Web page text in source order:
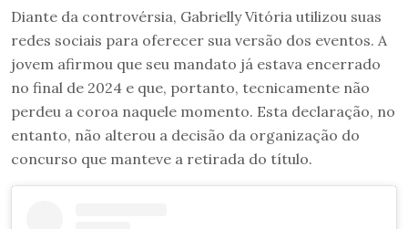
Diante da controvérsia, Gabrielly Vitória utilizou suas
redes sociais para oferecer sua versão dos eventos. A
jovem afirmou que seu mandato já estava encerrado
no final de 2024 e que, portanto, tecnicamente não
perdeu a coroa naquele momento. Esta declaração, no
entanto, não alterou a decisão da organização do
concurso que manteve a retirada do título.